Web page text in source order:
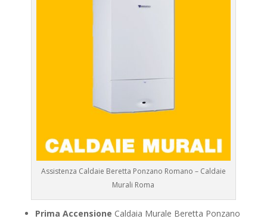
Assistenza Caldaie Beretta Ponzano Romano – Caldaie
Murali Roma
Prima Accensione Caldaia Murale Beretta Ponzano